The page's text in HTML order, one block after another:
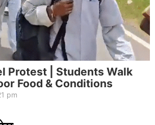
Protest | Students Walk
Food & Conditions
pm